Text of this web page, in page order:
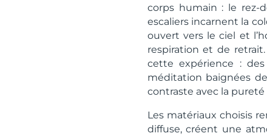
corps humain : le rez-
escaliers incarnent la
ouvert vers le ciel et
respiration et de
cette expérience :
méditation baignées
contraste avec la
Les matériaux choisis
diffuse, créent une